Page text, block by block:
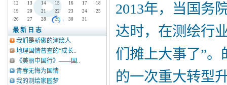
12
13 14 15 16 17
18
19
20 21 22 23 24
25
26
27 28 29 30 31
最 新 日 志
我们是骄傲的测绘人
地理国情普查的“成长..
《美丽中国行》——国..
青春无悔为国情
我的测绘家园梦
2013年，当国务
达时，在测绘行
们摊上大事了”
的一次重大转型